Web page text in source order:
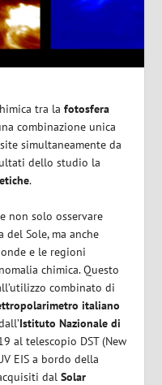
tra la fotosfera
combinazione unica
simultaneamente da
dello studio la
.
non solo osservare
del Sole, ma anche
e le regioni
chimica. Questo
combinato di
italiano
Istituto Nazionale di
al telescopio DST (New
EIS a bordo della
dalSolar